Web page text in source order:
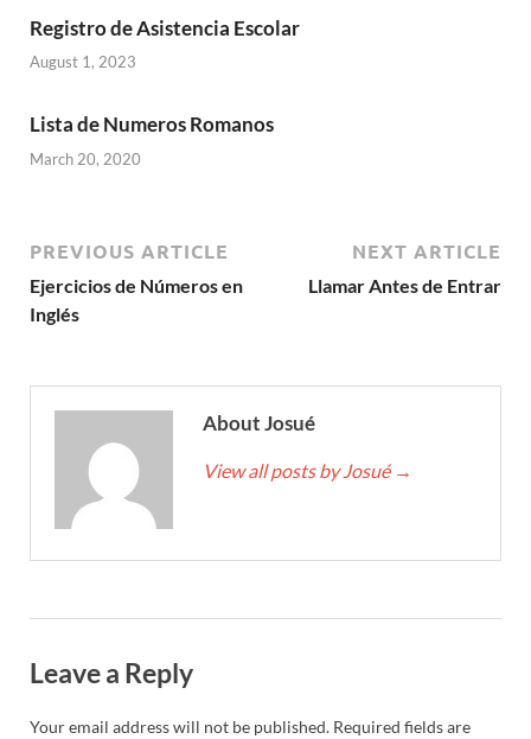
Registro de Asistencia Escolar
August 1, 2023
Lista de Numeros Romanos
March 20, 2020
PREVIOUS ARTICLE
Ejercicios de Números en
Inglés
NEXT ARTICLE
Llamar Antes de Entrar
About Josué
View all posts by Josué →
Leave a Reply
Your email address will not be published. Required fields are